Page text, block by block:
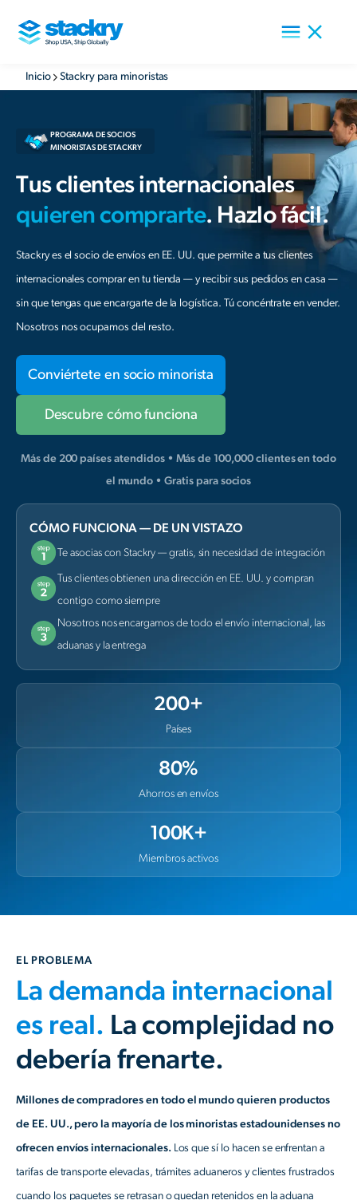
Inicio Stackry para minoristas
PROGRAMA DE SOCIOS
MINORISTAS DE STACKRY
Tus clientes internacionales
quieren comprarte. Hazlo fácil.
Stackry es el socio de envíos en EE. UU. que permite a tus clientes
internacionales comprar en tu tienda — y recibir sus pedidos en casa —
sin que tengas que encargarte de la logística. Tú concéntrate en vender.
Nosotros nos ocupamos del resto.
Conviértete en socio minorista
Descubre cómo funciona
Más de 200 países atendidos • Más de 100,000 clientes en todo
el mundo • Gratis para socios
CÓMO FUNCIONA — DE UN VISTAZO
Te asocias con Stackry — gratis, sin necesidad de integración
Tus clientes obtienen una dirección en EE. UU. y compran
contigo como siempre
Nosotros nos encargamos de todo el envío internacional, las
aduanas y la entrega
200+
Países
80%
Ahorros en envíos
100K+
Miembros activos
EL PROBLEMA
La demanda internacional
es real. La complejidad no
debería frenarte.
Millones de compradores en todo el mundo quieren productos
de EE. UU., pero la mayoría de los minoristas estadounidenses no
ofrecen envíos internacionales. Los que sí lo hacen se enfrentan a
tarifas de transporte elevadas, trámites aduaneros y clientes frustrados
cuando los paquetes se retrasan o quedan retenidos en la aduana